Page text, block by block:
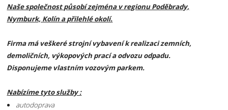
Naše společnost působí zejména v regionu Poděbrady,
Nymburk, Kolín a přilehlé okolí.
Firma má veškeré strojní vybavení k realizaci zemních,
demoličních, výkopových prací a odvozu odpadu.
Disponujeme vlastním vozovým parkem.
Nabízíme tyto služby :
autodoprava